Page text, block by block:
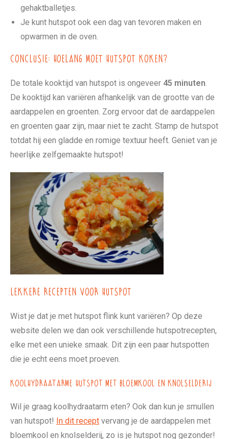
gehaktballetjes.
Je kunt hutspot ook een dag van tevoren maken en
opwarmen in de oven.
Conclusie: hoelang moet hutspot koken?
De totale kooktijd van hutspot is ongeveer 45 minuten.
De kooktijd kan variëren afhankelijk van de grootte van de
aardappelen en groenten. Zorg ervoor dat de aardappelen
en groenten gaar zijn, maar niet te zacht. Stamp de hutspot
totdat hij een gladde en romige textuur heeft. Geniet van je
heerlijke zelfgemaakte hutspot!
Lekkere recepten voor hutspot
Wist je dat je met hutspot flink kunt variëren? Op deze
website delen we dan ook verschillende hutspotrecepten,
elke met een unieke smaak. Dit zijn een paar hutspotten
die je echt eens moet proeven.
Koolhydraatarme hutspot met bloemkool en knolselderij
Wil je graag koolhydraatarm eten? Ook dan kun je smullen
van hutspot! In dit recept vervang je de aardappelen met
bloemkool en knolselderij, zo is je hutspot nog gezonder!